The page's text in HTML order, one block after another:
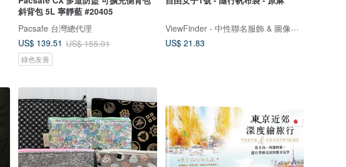
斜背包 5L 寧靜藍 #20405
Pacsafe 台灣總代理
US$ 139.51 US$ 155.01
綠色友善
ViewFinder - 中性聯名服飾 & 圖像授權周邊
US$ 21.83